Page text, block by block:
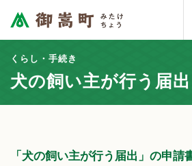
くらし・手続き
犬の飼い主が行う届出
「犬の飼い主が行う届出」の申請